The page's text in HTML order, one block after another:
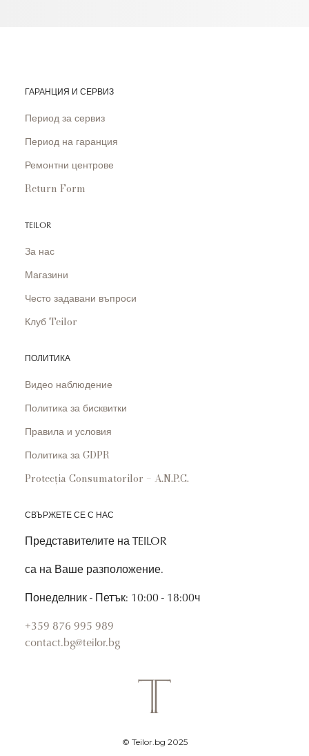
ГАРАНЦИЯ И СЕРВИЗ
Период за сервиз
Период на гаранция
Ремонтни центрове
Return Form
TEILOR
За нас
Магазини
Често задавани въпроси
Клуб Teilor
ПОЛИТИКА
Видео наблюдение
Политика за бисквитки
Правила и условия
Политика за GDPR
Protecția Consumatorilor – A.N.P.C.
СВЪРЖЕТЕ СЕ С НАС
Представителите на TEILOR
са на Ваше разположение.
Понеделник - Петък: 10:00 - 18:00ч
+359 876 995 989
contact.bg@teilor.bg
© Teilor.bg 2025